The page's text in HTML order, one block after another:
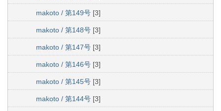
makoto / 第149号 [3]
makoto / 第148号 [3]
makoto / 第147号 [3]
makoto / 第146号 [3]
makoto / 第145号 [3]
makoto / 第144号 [3]